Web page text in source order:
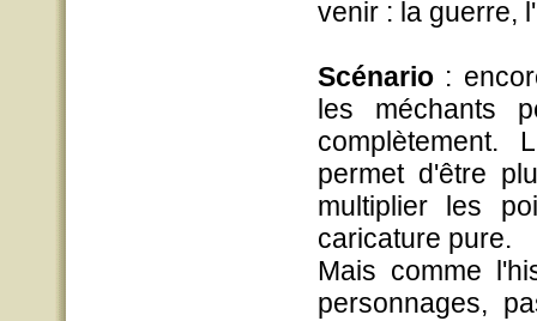
venir : la guerre,
Scénario :
les méchants
complètement.
permet d'être
multiplier les
caricature pure.
Mais comme
personnages,